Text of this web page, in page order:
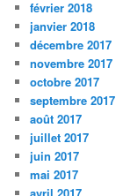
février 2018
janvier 2018
décembre 2017
novembre 2017
octobre 2017
septembre 2017
août 2017
juillet 2017
juin 2017
mai 2017
avril 2017